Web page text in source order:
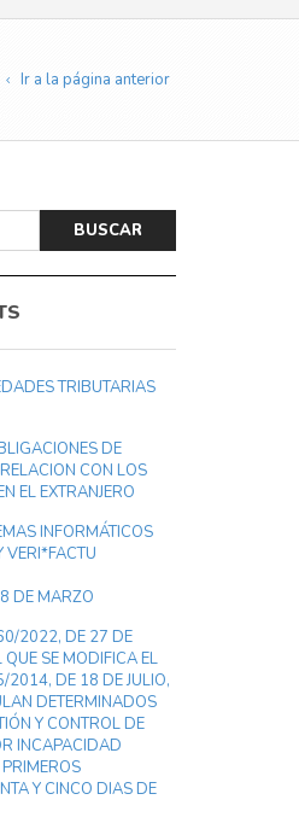
Ir a la página anterior
BUSCAR
TRIBUTARIAS
DE
CON LOS
EL EXTRANJERO
INFORMÁTICOS
VERI*FACTU
DE MARZO
2022, DE 27 DE
SE MODIFICA EL
2014, DE 18 DE JULIO,
DETERMINADOS
Y CONTROL DE
INCAPACIDAD
Y CINCO DIAS DE